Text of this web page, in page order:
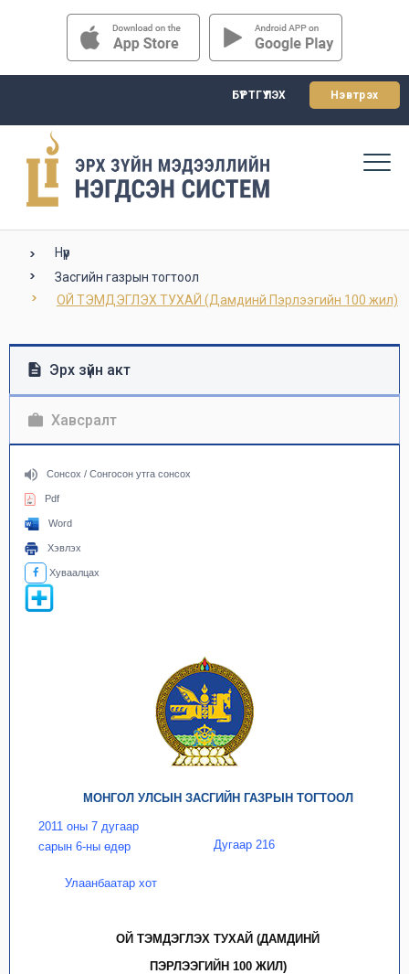
БҮРТГҮҮЛЭХ Нэвтрэх
Нүүр
Засгийн газрын тогтоол
ОЙ ТЭМДЭГЛЭХ ТУХАЙ (Дамдинй Пэрлээгийн 100 жил)
Эрх зүйн акт
Хавсралт
Сонсох / Сонгосон утга сонсох
Pdf
Word
Хэвлэх
Хуваалцах
МОНГОЛ УЛСЫН ЗАСГИЙН ГАЗРЫН ТОГТООЛ
2011 оны 7 дугаар
сарын 6-ны өдөр
Дугаар 216
Улаанбаатар хот
ОЙ ТЭМДЭГЛЭХ ТУХАЙ (ДАМДИНЙ
ПЭРЛЭЭГИЙН 100 ЖИЛ)